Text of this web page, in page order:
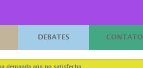
DEBATES CONTATO
demanda aún no satisfecha